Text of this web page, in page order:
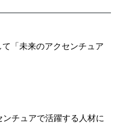
「未来のアクセンチュア
チュアで活躍する人材に